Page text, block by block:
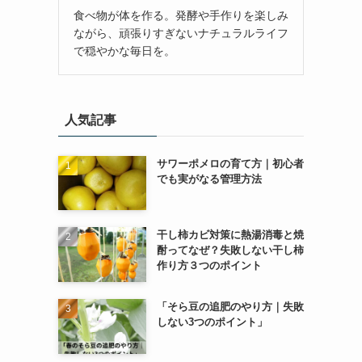
食べ物が体を作る。発酵や手作りを楽しみ
ながら、頑張りすぎないナチュラルライフ
で穏やかな毎日を。
人気記事
サワーポメロの育て方｜初心者
でも実がなる管理方法
干し柿カビ対策に熱湯消毒と焼
酎ってなぜ？失敗しない干し柿
作り方３つのポイント
「そら豆の追肥のやり方｜失敗
しない3つのポイント」